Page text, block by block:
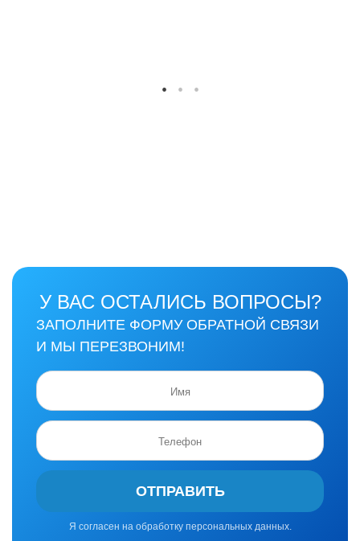
У ВАС ОСТАЛИСЬ ВОПРОСЫ?
ЗАПОЛНИТЕ ФОРМУ ОБРАТНОЙ СВЯЗИ
И МЫ ПЕРЕЗВОНИМ!
ОТПРАВИТЬ
Я согласен на обработку персональных данных.